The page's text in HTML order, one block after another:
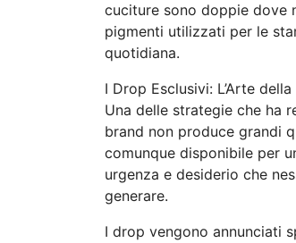
cuciture sono doppie dove
pigmenti utilizzati per le
quotidiana.
I Drop Esclusivi: L’Arte della
Una delle strategie che ha
brand non produce grandi
comunque disponibile per
urgenza e desiderio che
generare.
I drop vengono annunciati